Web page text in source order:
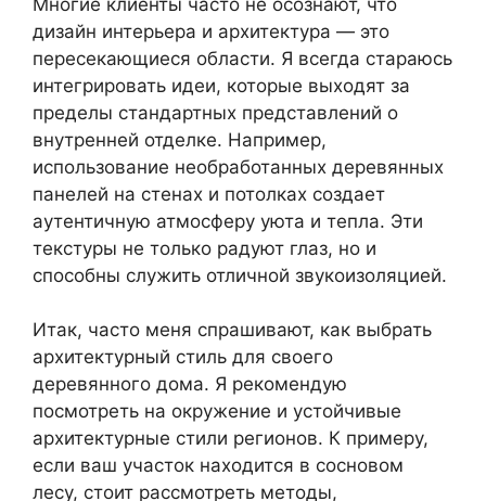
дизайн интерьера и архитектура — это
пересекающиеся области. Я всегда стараюсь
интегрировать идеи, которые выходят за
пределы стандартных представлений о
внутренней отделке. Например,
использование необработанных деревянных
панелей на стенах и потолках создает
аутентичную атмосферу уюта и тепла. Эти
текстуры не только радуют глаз, но и
способны служить отличной звукоизоляцией.
Итак, часто меня спрашивают, как выбрать
архитектурный стиль для своего
деревянного дома. Я рекомендую
посмотреть на окружение и устойчивые
архитектурные стили регионов. К примеру,
если ваш участок находится в сосновом
лесу, стоит рассмотреть методы,